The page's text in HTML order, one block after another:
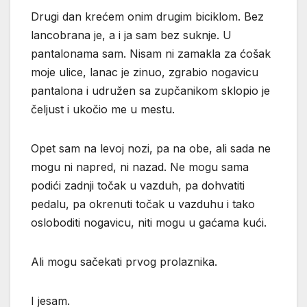
Drugi dan krećem onim drugim biciklom. Bez
lancobrana je, a i ja sam bez suknje. U
pantalonama sam. Nisam ni zamakla za ćošak
moje ulice, lanac je zinuo, zgrabio nogavicu
pantalona i udružen sa zupčanikom sklopio je
čeljust i ukočio me u mestu.
Opet sam na levoj nozi, pa na obe, ali sada ne
mogu ni napred, ni nazad. Ne mogu sama
podići zadnji točak u vazduh, pa dohvatiti
pedalu, pa okrenuti točak u vazduhu i tako
osloboditi nogavicu, niti mogu u gaćama kući.
Ali mogu sačekati prvog prolaznika.
I jesam.